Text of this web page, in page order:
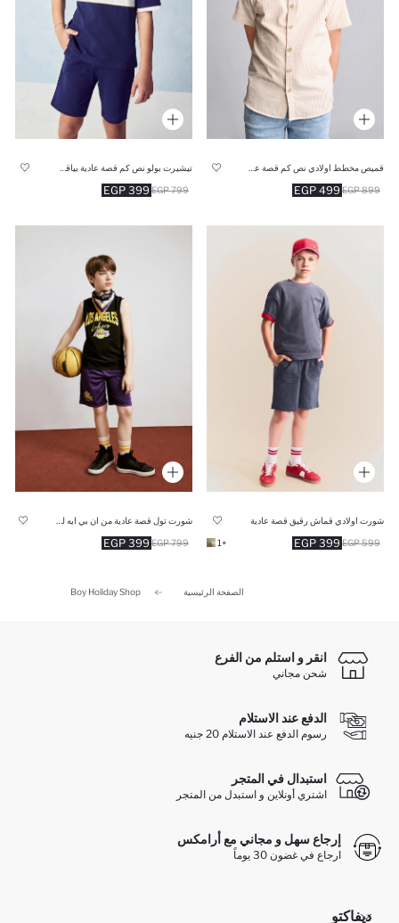
499 EGP 899 EGP
399 EGP 799 EGP
شورت اولادي قماش رقيق قصة عادية
399 EGP 599 EGP
+1
399 EGP 799 EGP
الصفحة الرئيسية Boy Holiday Shop
انقر و استلم من الفرع
شحن مجاني
الدفع عند الاستلام
رسوم الدفع عند الاستلام 20 جنيه
استبدال في المتجر
اشتري أونلاين و استبدل من المتجر
إرجاع سهل و مجاني مع أرامكس
ارجاع في غضون 30 يوماً
ديفاكتو